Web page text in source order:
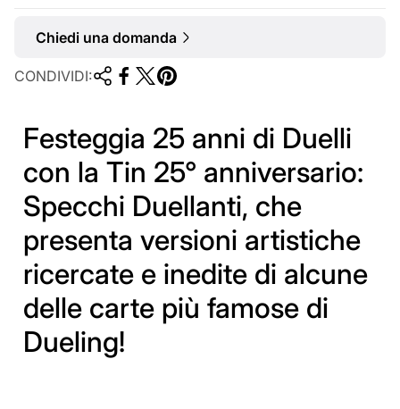
Chiedi una domanda
CONDIVIDI:
Festeggia 25 anni di Duelli
con la Tin 25° anniversario:
Specchi Duellanti, che
presenta versioni artistiche
ricercate e inedite di alcune
delle carte più famose di
Dueling!